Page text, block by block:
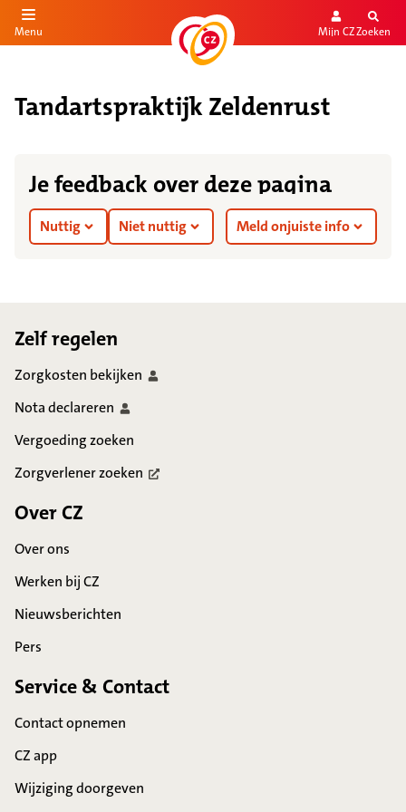
de inhoud
Menu Mijn CZZoeken
Tandartspraktijk Zeldenrust
Je feedback over deze pagina
Nuttig Niet nuttig Meld onjuiste info
Zelf regelen
Zorgkosten bekijken
Notadeclareren
Vergoeding zoeken
Zorgverlenerzoeken
Over CZ
Over ons
Werken bij CZ
Nieuwsberichten
Pers
Service & Contact
Contact opnemen
CZ app
Wijziging doorgeven